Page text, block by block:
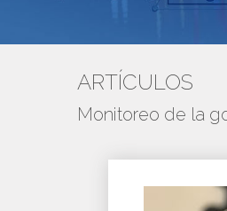
ARTÍCULOS
Monitoreo de la